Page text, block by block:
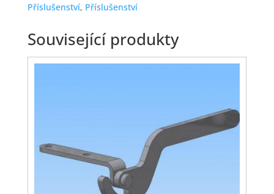
Příslušenství, Příslušenství
Související produkty